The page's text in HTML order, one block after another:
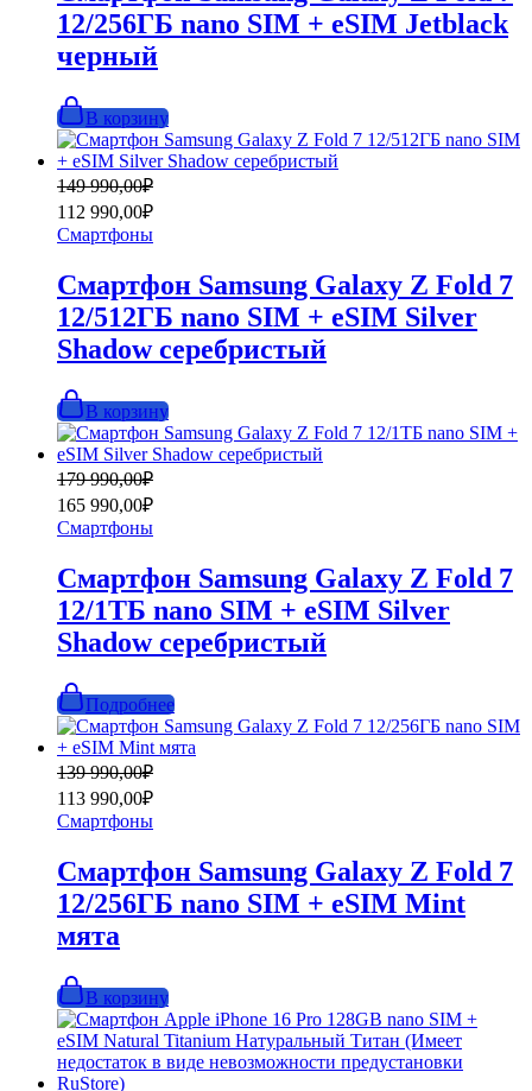
12/256ГБ nano SIM + eSIM Jetblack
черный
В корзину
149 990,00₽
Первоначальная
цена
составляла
149
112 990,00₽
Текущая
цена:
112
990,00₽.
Смартфоны
Смартфон Samsung Galaxy Z Fold 7
12/512ГБ nano SIM + eSIM Silver
Shadow серебристый
В корзину
179 990,00₽
Первоначальная
цена
составляла
179
165 990,00₽
Текущая
цена:
165
990,00₽.
Смартфоны
Смартфон Samsung Galaxy Z Fold 7
12/1ТБ nano SIM + eSIM Silver
Shadow серебристый
Подробнее
139 990,00₽
Первоначальная
цена
составляла
139
113 990,00₽
Текущая
цена:
113
990,00₽.
Смартфоны
Смартфон Samsung Galaxy Z Fold 7
12/256ГБ nano SIM + eSIM Mint
мята
В корзину